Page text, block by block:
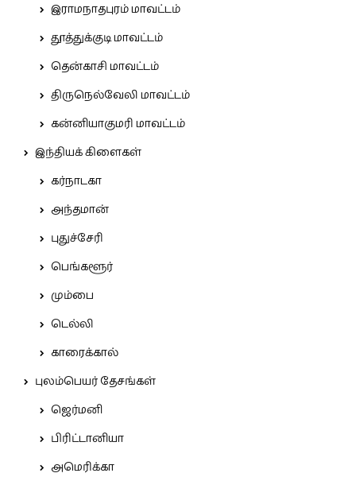
இராமநாதபுரம் மாவட்டம்
தூத்துக்குடி மாவட்டம்
தென்காசி மாவட்டம்
திருநெல்வேலி மாவட்டம்
கன்னியாகுமரி மாவட்டம்
இந்தியக் கிளைகள்
கர்நாடகா
அந்தமான்
புதுச்சேரி
பெங்களூர்
மும்பை
டெல்லி
காரைக்கால்
புலம்பெயர் தேசங்கள்
ஜெர்மனி
பிரிட்டானியா
அமெரிக்கா